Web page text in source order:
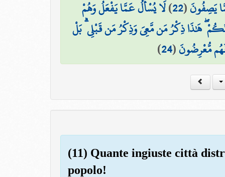
يَصِفُونَ(
22
)لَا يُسْأَلُ عَمَّا يَفْعَلُ وَهُمْ
هَٰذَا ذِكْرُ مَن مَّعِيَ وَذِكْرُ مَن قَبْلِي ۗ بَلْ
مُّعْرِضُونَ(
24
)
(11) Quante ingiuste città
popolo!